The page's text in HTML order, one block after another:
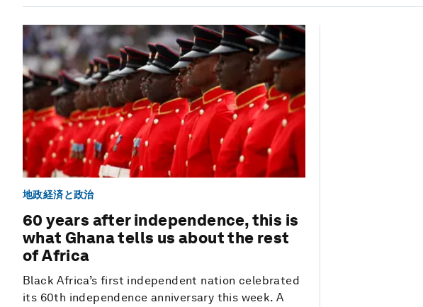
地政経済と政治
60 years after independence, this is
what Ghana tells us about the rest
of Africa
Black Africa’s first independent nation celebrated
its 60th independence anniversary this week. A